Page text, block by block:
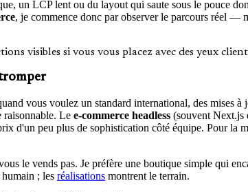
un LCP lent ou du layout qui saute sous le pouce
, je commence donc par observer le parcours réel
visibles si vous vous placez avec des yeux
vous voulez un standard international, des mises à
raisonnable. Le e-commerce headless (souvent Next.js
d'un peu plus de sophistication côté équipe. Pour la
le vends pas. Je préfère une boutique simple qui
; les réalisations montrent le terrain.